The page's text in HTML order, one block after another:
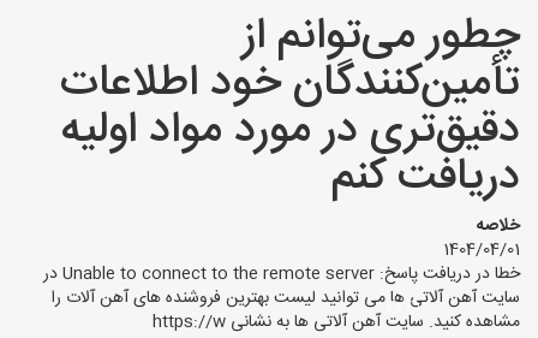
لوله و اتصالات
سایر آهن آلات
آهن آلاتی های شهرها
چطور می‌توانم از
تأمین‌کنندگان خود اطلاعات
دقیق‌تری در مورد مواد اولیه
دریافت کنم
خلاصه
1404/04/01
خطا در دریافت پاسخ: Unable to connect to the remote server در
سایت آهن آلاتی ها می توانید لیست بهترین فروشنده های آهن آلات را
مشاهده کنید. سایت آهن آلاتی ها به نشانی https://w